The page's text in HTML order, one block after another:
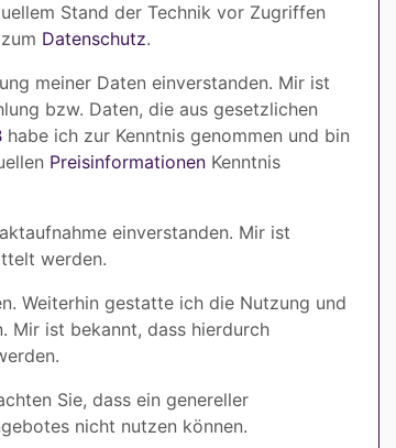
Stand der Technik vor Zugriffen
Datenschutz.
meiner Daten einverstanden. Mir ist
bzw. Daten, die aus gesetzlichen
habe ich zur Kenntnis genommen und bin
Preisinformationen Kenntnis
einverstanden. Mir ist
werden.
Weiterhin gestatte ich die Nutzung und
Mir ist bekannt, dass hierdurch
Sie, dass ein genereller
nicht nutzen können.